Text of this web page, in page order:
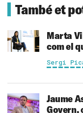
També et
Marta
com el
Sergi
Jaume
Govern,